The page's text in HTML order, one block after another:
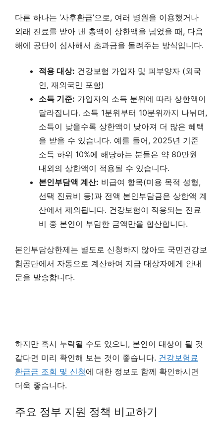
다른 하나는 ‘사후환급’으로, 여러 병원을 이용했거나
외래 진료를 받아 낸 총액이 상한액을 넘었을 때, 다음
해에 공단이 심사해서 초과금을 돌려주는 방식입니다.
적용 대상: 건강보험 가입자 및 피부양자 (외국
인, 재외국민 포함)
소득 기준: 가입자의 소득 분위에 따라 상한액이
달라집니다. 소득 1분위부터 10분위까지 나뉘며,
소득이 낮을수록 상한액이 낮아져 더 많은 혜택
을 받을 수 있습니다. 예를 들어, 2025년 기준
소득 하위 10%에 해당하는 분들은 약 80만원
내외의 상한액이 적용될 수 있습니다.
본인부담액 계산: 비급여 항목(미용 목적 성형,
선택 진료비 등)과 전액 본인부담금은 상한액 계
산에서 제외됩니다. 건강보험이 적용되는 진료
비 중 본인이 부담한 금액만을 합산합니다.
본인부담상한제는 별도로 신청하지 않아도 국민건강보
험공단에서 자동으로 계산하여 지급 대상자에게 안내
문을 발송합니다.
하지만 혹시 누락될 수도 있으니, 본인이 대상이 될 것
같다면 미리 확인해 보는 것이 좋습니다. 건강보험료
환급금 조회 및 신청에 대한 정보도 함께 확인하시면
더욱 좋습니다.
주요 정부 지원 정책 비교하기